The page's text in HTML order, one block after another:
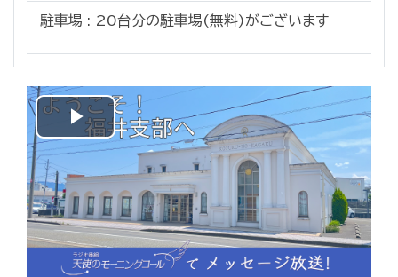
駐車場 : 20台分の駐車場(無料)がございます
Play
Video